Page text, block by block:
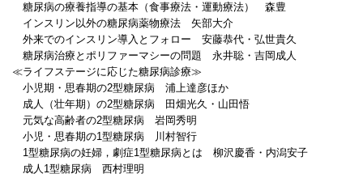
糖尿病の療養指導の基本（食事療法・運動療法） 森豊
インスリン以外の糖尿病薬物療法 矢部大介
外来でのインスリン導入とフォロー 安藤恭代・弘世貴久
糖尿病治療とポリファーマシーの問題 永井聡・吉岡成人
≪ライフステージに応じた糖尿病診療≫
小児期・思春期の2型糖尿病 浦上達彦ほか
成人（壮年期）の2型糖尿病 田畑光久・山田悟
元気な高齢者の2型糖尿病 岩岡秀明
小児・思春期の1型糖尿病 川村智行
1型糖尿病の妊婦，劇症1型糖尿病とは 柳沢慶香・内潟安子
成人1型糖尿病 西村理明